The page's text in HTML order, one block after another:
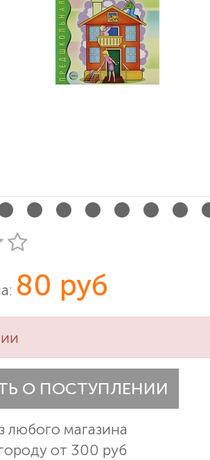
80 руб
О ПОСТУПЛЕНИИ
любого магазина
от 300 руб